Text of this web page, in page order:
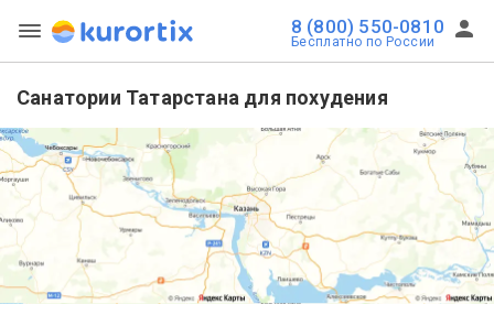
8 (800) 550-0810
Бесплатно по России
Санатории Татарстана для похудения